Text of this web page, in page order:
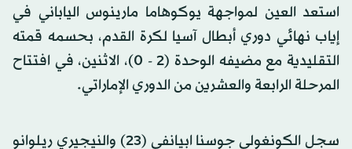
استعد العين لمواجهة يوكوهاما مارينوس الياباني في
إياب نهائي دوري أبطال آسيا لكرة القدم، بحسمه قمته
التقليدية مع مضيفه الوحدة (2 - 0)، الاثنين، في افتتاح
المرحلة الرابعة والعشرين من الدوري الإماراتي.
سجل الكونغولي جوسنا ابيانفي (23) والنيجيري ريلوانو